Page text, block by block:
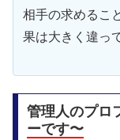
相手の求めるこ
果は大きく違っ
管理人のプロ
ーです〜